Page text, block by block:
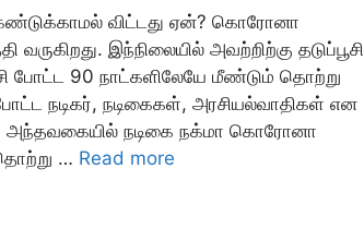
கண்டுக்காமல் விட்டது ஏன்? கொரோனா
இந்நிலையில் அவற்றிற்கு தடுப்பூசி
போட்ட 90 நாட்களிலேயே மீண்டும் தொற்று
நடிகர், நடிகைகள், அரசியல்வாதிகள் என
அந்தவகையில் நடிகை நக்மா கொரோனா
… Read more